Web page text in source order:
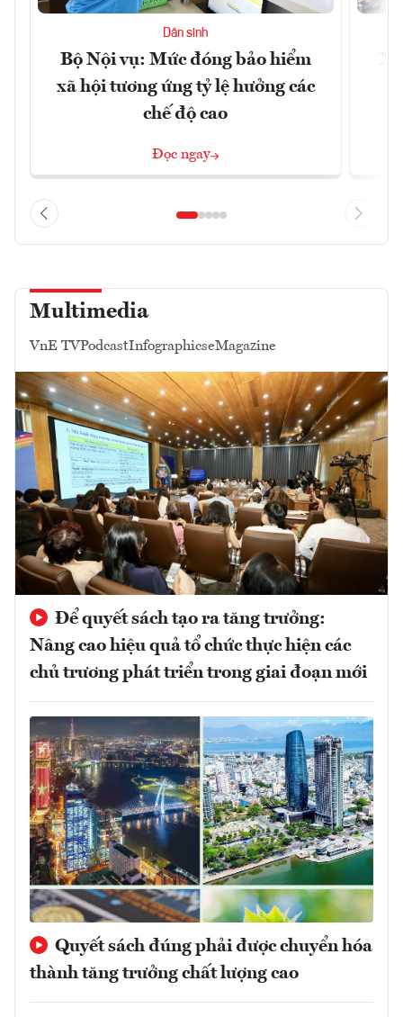
Dân sinh
Bộ Nội vụ: Mức đóng bảo hiểm
xã hội tương ứng tỷ lệ hưởng các
chế độ cao
Đọc ngay
Multimedia
VnE TVPodcastInfographicseMagazine
Để quyết sách tạo ra tăng trưởng:
Nâng cao hiệu quả tổ chức thực hiện các
chủ trương phát triển trong giai đoạn mới
Quyết sách đúng phải được chuyển hóa
thành tăng trưởng chất lượng cao